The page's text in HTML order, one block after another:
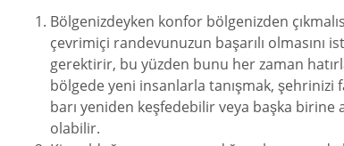
Bölgenizdeyken konfor bölgenizden
çevrimiçi randevunuzun başarılı olmasını
gerektirir, bu yüzden bunu her zaman
bölgede yeni insanlarla tanışmak,
barı yeniden keşfedebilir veya başka
olabilir.